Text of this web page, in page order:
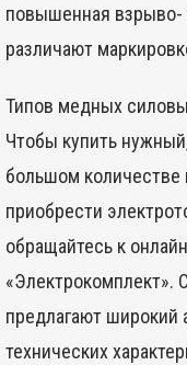
повышенная взрыво-
различают
Типов медных
Чтобы купить
большом
приобрести
обращайтесь к
«Электрокомплект».
предлагают широкий
технических